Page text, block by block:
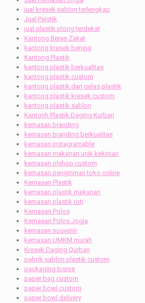
jual kresek sablon terlengkap
Jual Palstik
jual plastik plong terdekat
Kantong Beras Zakat
kantong kresek bening
Kantong Plastik
kantong plastik berkualitas
kantong plastik custom
kantong plastik dan gelas plastik
kantong plastik kresek custom
kantong plastik sablon
Kantonh Plastik Daging Kurban
kemasan branding
kemasan branding berkualitas
kemasan instagramable
kemasan makanan unik kekinian
kemasan olshop custom
kemasan pengiriman toko online
Kemasan Plastik
kemasan plastik makanan
kemasan plastik roti
Kemasan Polos
Kemasan Polos Jogja
kemasan souvenir
kemasan UMKM murah
Kresek Daging Qurban
pabrik sablon plastik custom
packaging bisnis
paper bag custom
paper bowl custom
paper bowl delivery